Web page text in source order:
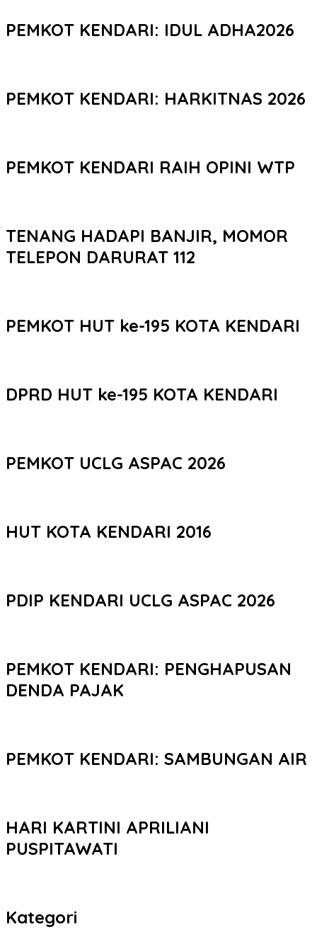
PEMKOT KENDARI: IDUL ADHA2026
PEMKOT KENDARI: HARKITNAS 2026
PEMKOT KENDARI RAIH OPINI WTP
TENANG HADAPI BANJIR, MOMOR
TELEPON DARURAT 112
PEMKOT HUT ke-195 KOTA KENDARI
DPRD HUT ke-195 KOTA KENDARI
PEMKOT UCLG ASPAC 2026
HUT KOTA KENDARI 2016
PDIP KENDARI UCLG ASPAC 2026
PEMKOT KENDARI: PENGHAPUSAN
DENDA PAJAK
PEMKOT KENDARI: SAMBUNGAN AIR
HARI KARTINI APRILIANI
PUSPITAWATI
Kategori